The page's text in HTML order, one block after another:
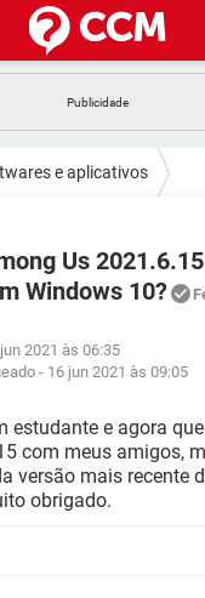
FACEBOOK
GMAIL
WHATSAPP
EXCEL
WHATSAPP
FACEBOOK
EXCEL
FACEBOOK
GMAIL
FACEBOOK
EXCEL
e aplicativos
Us
Windows 10?
2021 às 06:35
- 16 jun 2021 às 09:05
estudante e agora
com meus amigos,
versão mais recente
obrigado.